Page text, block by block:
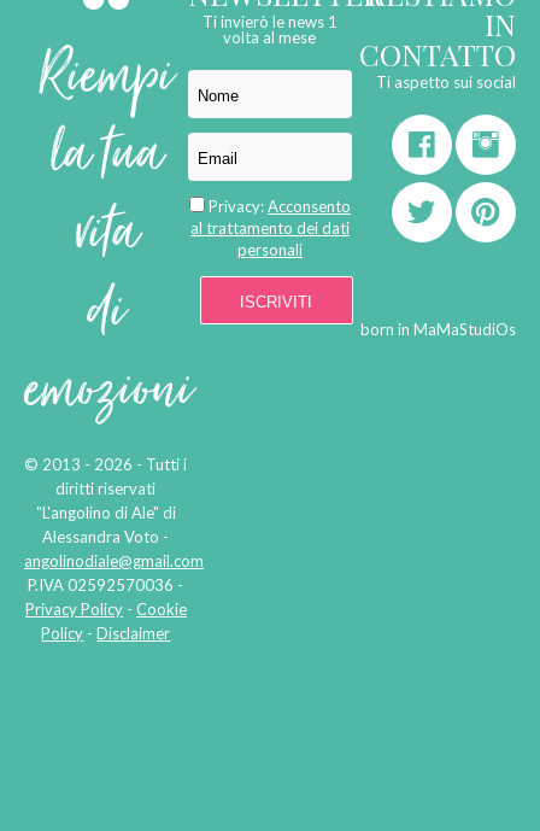
Riempi
la tua
vita
di
emozioni
© 2013 - 2026 - Tutti i
diritti riservati
"L'angolino di Ale" di
Alessandra Voto -
angolinodiale@gmail.com
P.IVA 02592570036 -
Privacy Policy- Cookie
Policy -Disclaimer
Ti invierò le news 1
volta al mese
Privacy:Acconsento
al trattamento dei dati
personali
IN
CONTATTO
Ti aspetto sui social
born in MaMaStudiOs